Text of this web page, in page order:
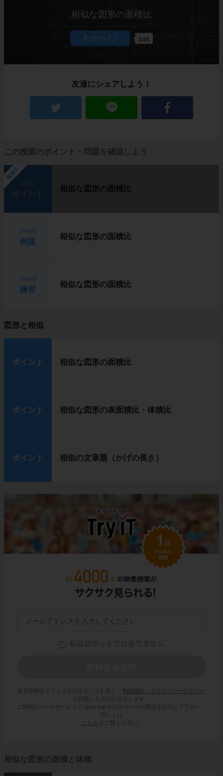
相似な図形の面積比
346
友達にシェアしよう！
この授業のポイント・問題を確認しよう
勉強中
相似な図形の面積比
例題
相似な図形の面積比
練習
相似な図形の面積比
図形と相似
ポイント 相似な図形の面積比
ポイント 相似な図形の表面積比・体積比
ポイント 相似の文章題（かげの長さ）
会員登録をクリックまたはタップすると、
利用規約・プライバシーポリシー
に同意したものとみなします。
ご利用のメールサービスで @try-it.jp からのメールの受信を許可して下さい。
詳しくは
こちら
をご覧ください。
相似な図形の面積と体積